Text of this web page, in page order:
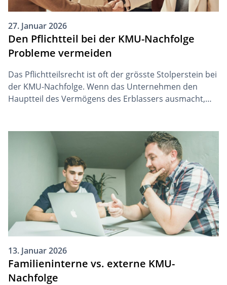
27. Januar 2026
Den Pflichtteil bei der KMU-Nachfolge
Probleme vermeiden
Das Pflichtteilsrecht ist oft der grösste Stolperstein bei
der KMU-Nachfolge. Wenn das Unternehmen den
Hauptteil des Vermögens des Erblassers ausmacht,
Diese Problematik kann jedoch seit der jüngsten
Erbrechtsrevision 2023 mit genügen Planung
umgangen werden.
13. Januar 2026
Familieninterne vs. externe KMU-
Nachfolge